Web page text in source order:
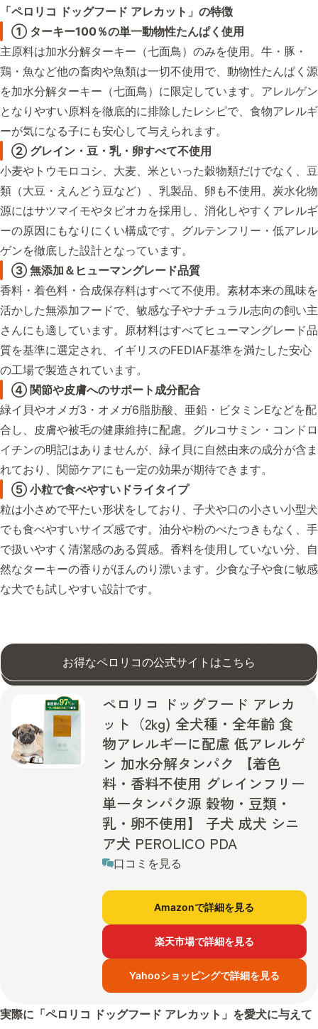
「ペロリコ ドッグフード アレカット」の特徴
① ターキー100％の単一動物性たんぱく使用
主原料は加水分解ターキー（七面鳥）のみを使用。牛・豚・
鶏・魚など他の畜肉や魚類は一切不使用で、動物性たんぱく源
を加水分解ターキー（七面鳥）に限定しています。アレルゲン
となりやすい原料を徹底的に排除したレシピで、食物アレルギ
ーが気になる子にも安心して与えられます。
② グレイン・豆・乳・卵すべて不使用
小麦やトウモロコシ、大麦、米といった穀物類だけでなく、豆
類（大豆・えんどう豆など）、乳製品、卵も不使用。炭水化物
源にはサツマイモやタピオカを採用し、消化しやすくアレルギ
ーの原因にもなりにくい構成です。グルテンフリー・低アレル
ゲンを徹底した設計となっています。
③ 無添加＆ヒューマングレード品質
香料・着色料・合成保存料はすべて不使用。素材本来の風味を
活かした無添加フードで、敏感な子やナチュラル志向の飼い主
さんにも適しています。原材料はすべてヒューマングレード品
質を基準に選定され、イギリスのFEDIAF基準を満たした安心
の工場で製造されています。
④ 関節や皮膚へのサポート成分配合
緑イ貝やオメガ3・オメガ6脂肪酸、亜鉛・ビタミンEなどを配
合し、皮膚や被毛の健康維持に配慮。グルコサミン・コンドロ
イチンの明記はありませんが、緑イ貝に自然由来の成分が含ま
れており、関節ケアにも一定の効果が期待できます。
⑤ 小粒で食べやすいドライタイプ
粒は小さめで平たい形状をしており、子犬や口の小さい小型犬
でも食べやすいサイズ感です。油分や粉のべたつきもなく、手
で扱いやすく清潔感のある質感。香料を使用していない分、自
然なターキーの香りがほんのり漂います。少食な子や食に敏感
な犬でも試しやすい設計です。
お得なペロリコの公式サイトはこちら
ペロリコ ドッグフード アレカ
ット（2kg) 全犬種・全年齢 食
物アレルギーに配慮 低アレルゲ
ン 加水分解タンパク 【着色
料・香料不使用 グレインフリー
単一タンパク源 穀物・豆類・
乳・卵不使用】 子犬 成犬 シニ
ア犬 PEROLICO PDA
口コミを見る
Amazonで詳細を見る
楽天市場で詳細を見る
Yahooショッピングで詳細を見る
実際に「ペロリコ ドッグフード アレカット 」を愛犬に与えて